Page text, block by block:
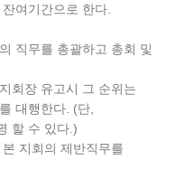
여기간으로 한다.
직무를 총괄하고 총회 및
회장 유고시 그 순위는
대행한다. (단,
할 수 있다.)
지회의 제반직무를